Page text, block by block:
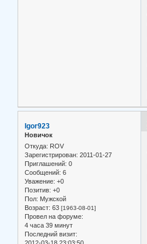
Igor923
Новичок
Откуда: ROV
Зарегистрирован: 2011-01-27
Приглашений: 0
Сообщений: 6
Уважение: +0
Позитив: +0
Пол: Мужской
Возраст: 63 [1963-08-01]
Провел на форуме:
4 часа 39 минут
Последний визит: